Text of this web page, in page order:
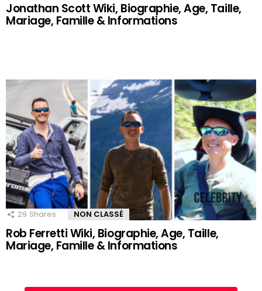
Jonathan Scott Wiki, Biographie, Age, Taille,
Mariage, Famille & Informations
29 Shares NON CLASSÉ
Rob Ferretti Wiki, Biographie, Age, Taille,
Mariage, Famille & Informations